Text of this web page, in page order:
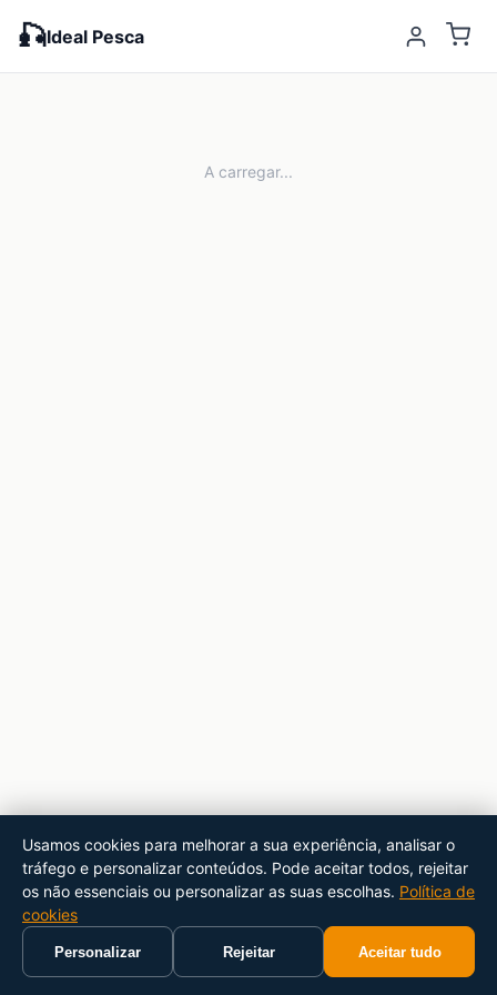
🎣Ideal Pesca
A carregar...
Usamos cookies para melhorar a sua experiência, analisar o
tráfego e personalizar conteúdos. Pode aceitar todos, rejeitar
os não essenciais ou personalizar as suas escolhas. Política de
cookies
Personalizar Rejeitar Aceitar tudo